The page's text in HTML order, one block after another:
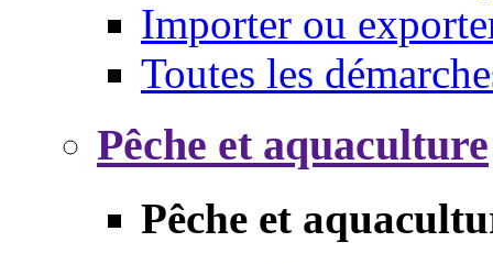
Importer ou
Toutes les
Pêche et aquaculture
Pêche et